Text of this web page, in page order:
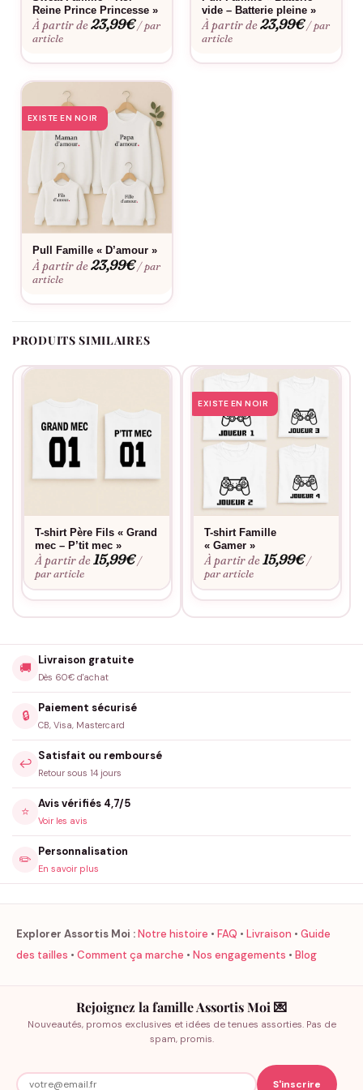
spécialement pour elle ? Alors, pour toutes ces raisons et ces
moments précieux passés à ses côtés, choisissez de marquer
cadeau qui réchauffe le cœur, qui rappelle les souvenirs et qui
célèbre avec éclat la place centrale de Mamie dans le cœur de
sa famille. Offrez-lui un morceau de votre histoire, offrez-lui un
T-shirt personnalisé d’Assortis Moi.
Reine Prince Princesse »
À partir de23,99€ / par
article
vide – Batterie pleine »
À partir de23,99€ / par
article
EXISTE EN NOIR
Pull Famille « D’amour »
À partir de23,99€ / par
article
PRODUITS SIMILAIRES
T-shirt Père Fils « Grand
mec – P’tit mec »
À partir de15,99€ /
par article
EXISTE EN NOIR
T-shirt Famille
« Gamer »
À partir de15,99€ /
par article
🚚
Livraison gratuite
Dès 60€ d'achat
🔒
Paiement sécurisé
CB, Visa, Mastercard
↩️
Satisfait ou remboursé
Retour sous 14 jours
⭐
Avis vérifiés 4,7/5
Voir les avis
✏️
Personnalisation
En savoir plus
Explorer Assortis Moi :Notre histoire • FAQ • Livraison • Guide
des tailles • Comment ça marche • Nos engagements • Blog
Rejoignez la famille Assortis Moi 💌
Nouveautés, promos exclusives et idées de tenues assorties. Pas de
spam, promis.